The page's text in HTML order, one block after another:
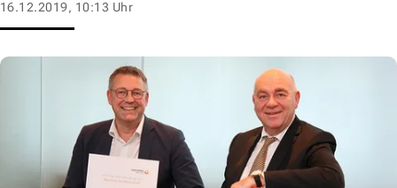
16.12.2019, 10:13 Uhr